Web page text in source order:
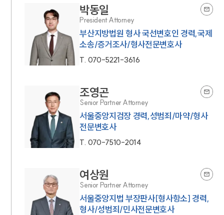
박동일
President Attorney
부산지방법원 형사 국선변호인 경력,국제
소송/증거조사/형사전문변호사
T. 070-5221-3616
조영곤
Senior Partner Attorney
서울중앙지검장 경력,성범죄/마약/형사
전문변호사
T. 070-7510-2014
여상원
Senior Partner Attorney
서울중앙지법 부장판사[형사항소] 경력,
형사/성범죄/민사전문변호사